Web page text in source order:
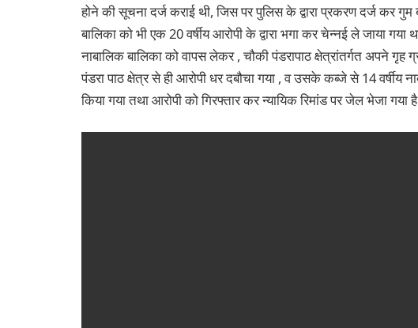
होने की सूचना दर्ज कराई थी, जिस पर पुलिस के द्वारा प्रकरण दर्ज कर
बालिका को भी एक 20 वर्षीय आरोपी के द्वारा भगा कर चेन्नई ले जाया गया
नाबालिक बालिका को वापस लेकर , चौकी पंडरापाठ क्षेत्रांतर्गत अपने गृह
पंडरा पाठ क्षेत्र से ही आरोपी धर दबौचा गया , व उसके कब्जे से 14 वर्षीय
किया गया तथा आरोपी को गिरफ्तार कर न्यायिक रिमांड पर जेल भेजा गया